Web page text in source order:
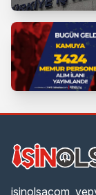
isinolsacom,